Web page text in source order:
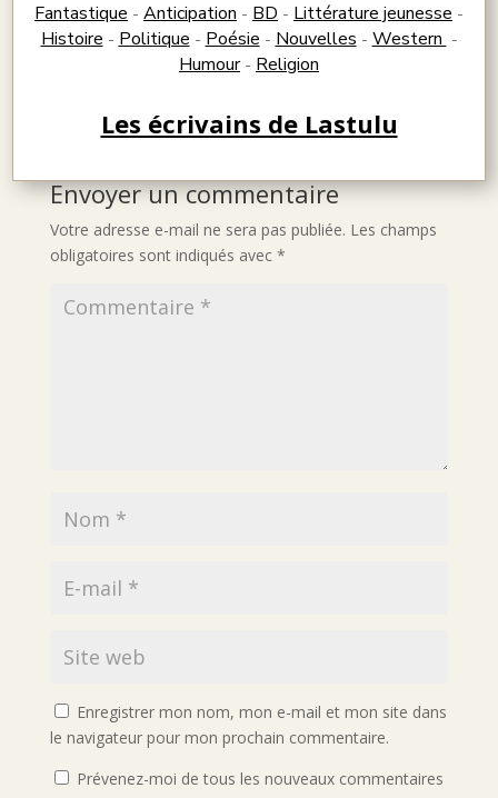
Fantastique - Anticipation - BD - Littérature jeunesse -
Histoire - Politique - Poésie - Nouvelles - Western -
Humour- Religion
Les écrivains de Lastulu
Envoyer un commentaire
Votre adresse e-mail ne sera pas publiée. Les champs
obligatoires sont indiqués avec *
Enregistrer mon nom, mon e-mail et mon site dans
le navigateur pour mon prochain commentaire.
Prévenez-moi de tous les nouveaux commentaires